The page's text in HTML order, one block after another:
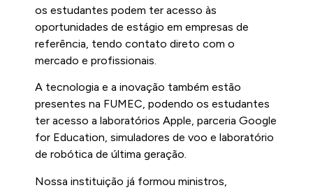
os estudantes podem ter acesso às
oportunidades de estágio em empresas de
referência, tendo contato direto com o
mercado e profissionais.
A tecnologia e a inovação também estão
presentes na FUMEC, podendo os estudantes
ter acesso a laboratórios Apple, parceria Google
for Education, simuladores de voo e laboratório
de robótica de última geração.
Nossa instituição já formou ministros,